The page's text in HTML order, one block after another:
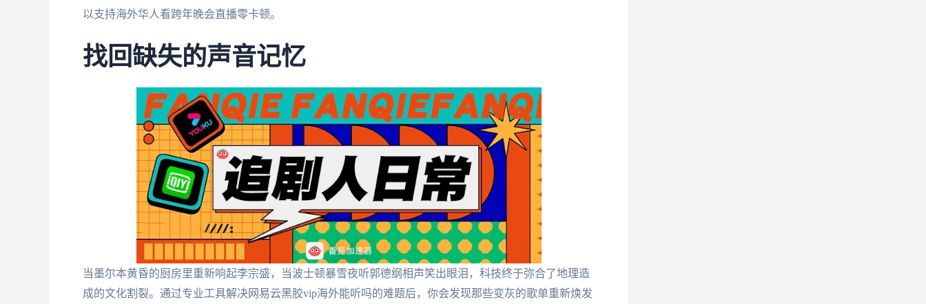
以支持海外华人看跨年晚会直播零卡顿。
找回缺失的声音记忆
当墨尔本黄昏的厨房里重新响起李宗盛，当波士顿暴雪夜听郭德纲相声笑出眼泪，科技终于弥合了地理造
成的文化割裂。通过专业工具解决网易云黑胶vip海外能听吗的难题后，你会发现那些变灰的歌单重新焕发